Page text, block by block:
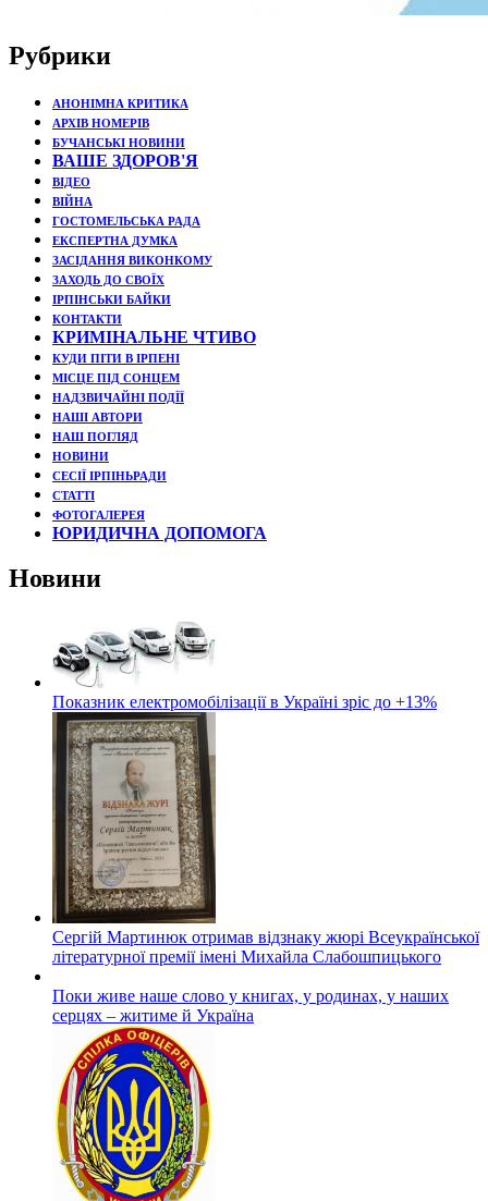
Рубрики
АНОНІМНА КРИТИКА
АРХІВ НОМЕРІВ
БУЧАНСЬКІ НОВИНИ
ВАШЕ ЗДОРОВ'Я
ВІДЕО
ВІЙНА
ГОСТОМЕЛЬСЬКА РАДА
ЕКСПЕРТНА ДУМКА
ЗАСІДАННЯ ВИКОНКОМУ
ЗАХОДЬ ДО СВОЇХ
ІРПІНСЬКИ БАЙКИ
КОНТАКТИ
КРИМІНАЛЬНЕ ЧТИВО
КУДИ ПІТИ В ІРПЕНІ
МІСЦЕ ПІД СОНЦЕМ
НАДЗВИЧАЙНІ ПОДЇЇ
НАШІ АВТОРИ
НАШ ПОГЛЯД
НОВИНИ
СЕСІЇ ІРПІНЬРАДИ
СТАТТІ
ФОТОГАЛЕРЕЯ
ЮРИДИЧНА ДОПОМОГА
Новини
Показник електромобілізації в Україні зріс до +13%
Сергій Мартинюк отримав відзнаку жюрі Всеукраїнської
літературної премії імені Михайла Слабошпицького
Поки живе наше слово у книгах, у родинах, у наших
серцях – житиме й Україна